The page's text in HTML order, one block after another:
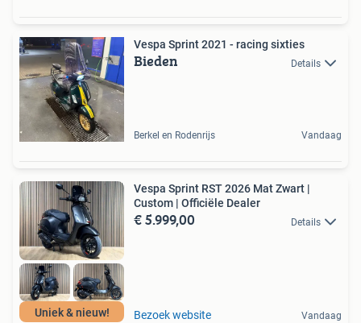
Vespa Sprint 2021 - racing sixties
Bieden Details
Berkel en Rodenrijs Vandaag
Uniek & nieuw!
Vespa Sprint RST 2026 Mat Zwart |
Custom | Officiële Dealer
€ 5.999,00 Details
Bezoek website Vandaag